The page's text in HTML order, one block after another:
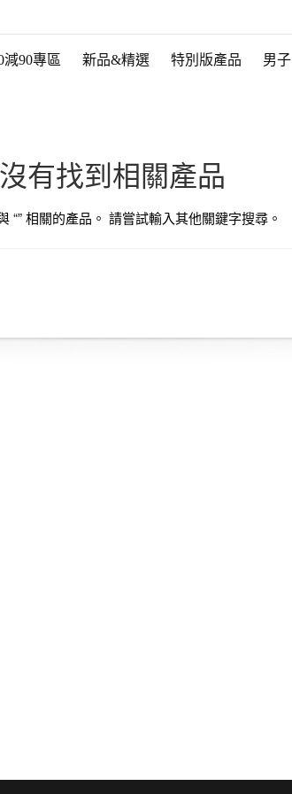
減90專區 新品&精選 特別版產品 男子
沒有找到相關產品
“” 相關的產品。 請嘗試輸入其他關鍵字搜尋。